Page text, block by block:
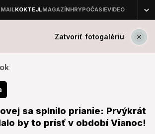
Zatvoriť fotogalériu
sa splnilo prianie: Prvýkrát
by to prísť v období Vianoc!